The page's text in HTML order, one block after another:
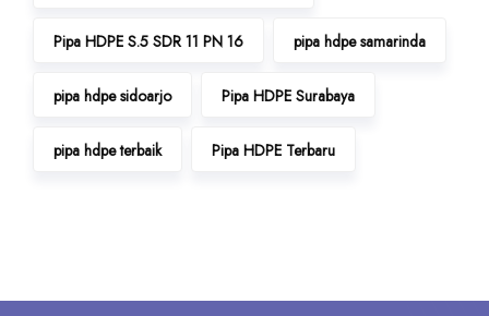
Pipa HDPE S.5 SDR 11 PN 16 pipa hdpe samarinda
pipa hdpe sidoarjo Pipa HDPE Surabaya
pipa hdpe terbaik Pipa HDPE Terbaru